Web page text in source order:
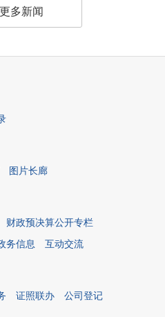
多新闻
图片长廊
财政预决算公开专栏
务信息 互动交流
证照联办
公司登记